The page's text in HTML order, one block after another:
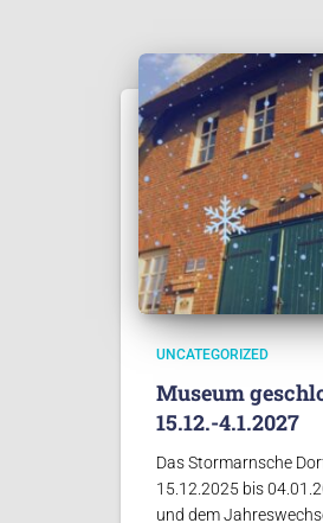
UNCATEGORIZED
Museum
15.12.-4.1.2027
Das Stormarnsche
15.12.2025 bis
und dem